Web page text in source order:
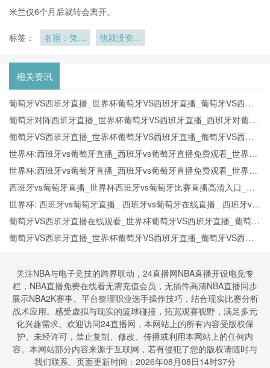
米兰仅6个月后就转会离开。
标签：
名宿：凭内
有在踢球这
一点
他就没资格
相关资讯
葡萄牙VS西班牙直播_世界杯葡萄牙VS西班牙直播_葡萄牙VS西班
牙在线高清直播
葡萄牙对阵西班牙直播_世界杯葡萄牙VS西班牙直播_西班牙对葡萄
牙比赛直播在线无插件观看
葡萄牙VS西班牙直播_世界杯葡萄牙VS西班牙直播_葡萄牙VS西班
牙在线高清直播
世界杯:西班牙vs葡萄牙直播_西班牙vs葡萄牙直播免费观看_世界杯
今日西班牙vs葡萄牙直播在线观看高清视频直播
世界杯:西班牙vs葡萄牙直播_西班牙vs葡萄牙直播免费观看_世界杯
今日西班牙vs葡萄牙直播在线观看高清视频直播
西班牙vs葡萄牙直播_世界杯西班牙vs葡萄牙比赛直播高清入口_西
班牙vs葡萄牙预测分析直播
世界杯: 西班牙vs葡萄牙直播_ 西班牙vs葡萄牙在线直播_ 西班牙vs
葡萄牙CCTV5直播入口-24直播网
葡萄牙VS西班牙直播在线观看_世界杯葡萄牙VS西班牙直播_葡萄牙
VS西班牙比赛观看直达入口
葡萄牙VS西班牙直播_世界杯葡萄牙VS西班牙直播_葡萄牙VS西班
关注NBA与电子竞技的跨界联动，24直播网NBA直播开设电竞专
栏，NBA直播免费在线看无需充值会员，无插件高清NBA直播同步
展示NBA2K赛事。平台整理职业选手操作技巧，结合现实比赛分析
战术应用。感受虚拟与现实的篮球碰撞，拓宽观赛视野，满足多元
化兴趣需求。欢迎访问24直播网，本网站上的所有内容受版权保
护。未经许可，禁止复制、修改、传播或利用本网站上的任何内
容。本网站部分内容来源于互联网，若有侵犯了您的版权请随时与
我们联系。页面更新时间：2026年08月08日14时37分